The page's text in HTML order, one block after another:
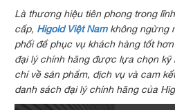
Là thương hiệu tiên phong trong
cấp, Higold Việt Namkhông ngừng
phối để phục vụ khách hàng tốt
đại lý chính hãng được lựa chọn
chí về sản phẩm, dịch vụ và cam
danh sách đại lý chính hãng của